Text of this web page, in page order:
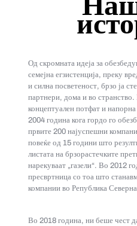
Од скромната идеја за
семејна егзистенција, преку
и силна посветеност, брзо ја
партнери, дома и во странство.
концептуален потфат и
2004 година кога гордо го
првите 200 најуспешни
повеќе од 15 години што
листата на брзорастечките
нарекуваат „газели“. Во 2012
пресвртница со тоа што
компании во Република
Во 2018 година, ни беше чест